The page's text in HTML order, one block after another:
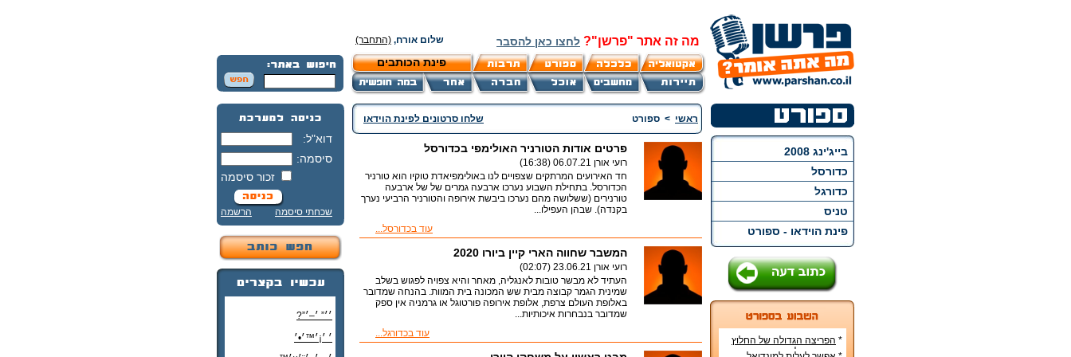
מה זה אתר "פרשן"? לחצו כאן להסבר שלום אורח, (התחבר)
פינת הכותבים
בייג'ינג 2008
כדורסל
כדורגל
טניס
פינת הוידאו - ספורט
* הפריצה הגדולה של החלוץ
הנורבגי ארלינג בראוט
ראשי > ספורט שלחו סרטונים לפינת הוידאו
פרטים אודות הטורניר האולימפי בכדורסל
רועי אורן 06.07.21 (16:38)
חד האירועים המרתקים שצפויים לנו באולימפיאדת טוקיו הוא טורניר
הכדורסל. בתחילת השבוע נערכו ארבעה גמרים של של ארבעה
טורנירים (ששלושה מהם נערכו ביבשת אירופה והטורניר הרביעי נערך
בקנדה). שבהן העפילו...
עוד בכדורסל...
המשבר שחווה הארי קיין ביורו 2020
רועי אורן 23.06.21 (02:07)
העתיד לא מבשר טובות לאנגליה, מאחר והיא צפויה לפגוש בשלב
שמינית הגמר קבוצה מבית שש המכונה בית המוות. בהנחה שמדובר
באלופת העולם צרפת, אלופת אירופה פורטוגל או גרמניה אין ספק
שמדובר בנבחרות איכותיות...
עוד בכדורגל...
דוא"ל:
סיסמה:
זכור סיסמה
שכחתי סיסמה הרשמה
׳׳” ׳–׳”?
׳ ׳¡׳™׳•׳